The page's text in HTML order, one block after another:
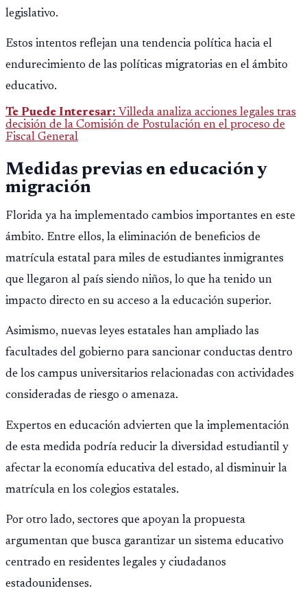
legislativo.
Estos intentos reflejan una tendencia política hacia el
endurecimiento de las políticas migratorias en el ámbito
educativo.
Te Puede Interesar: Villeda analiza acciones legales tras
decisión de la Comisión de Postulación en el proceso de
Fiscal General
Medidas previas en educación y
migración
Florida ya ha implementado cambios importantes en este
ámbito. Entre ellos, la eliminación de beneficios de
matrícula estatal para miles de estudiantes inmigrantes
que llegaron al país siendo niños, lo que ha tenido un
impacto directo en su acceso a la educación superior.
Asimismo, nuevas leyes estatales han ampliado las
facultades del gobierno para sancionar conductas dentro
de los campus universitarios relacionadas con actividades
consideradas de riesgo o amenaza.
Expertos en educación advierten que la implementación
de esta medida podría reducir la diversidad estudiantil y
afectar la economía educativa del estado, al disminuir la
matrícula en los colegios estatales.
Por otro lado, sectores que apoyan la propuesta
argumentan que busca garantizar un sistema educativo
centrado en residentes legales y ciudadanos
estadounidenses.